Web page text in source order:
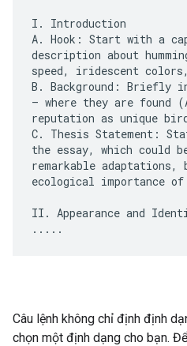
I. Introduction
A. Hook: Start with a
description about
speed, iridescent
B. Background: Briefly
– where they are found
reputation as unique
C. Thesis Statement:
the essay, which could
remarkable adaptations,
ecological importance of
II. Appearance and
Câu lệnh không chỉ định định
chọn một định dạng cho bạn.